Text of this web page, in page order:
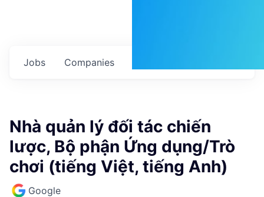
Jobs Companies
Nhà quản lý đối tác chiến
lược, Bộ phận Ứng dụng/Trò
chơi (tiếng Việt, tiếng Anh)
Google